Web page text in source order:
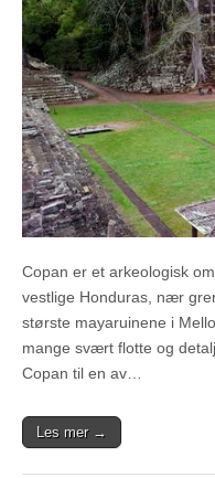
Copan er et arkeologisk
vestlige Honduras, nær
største mayaruinene i
mange svært flotte og
Copan til en av…
Les mer →